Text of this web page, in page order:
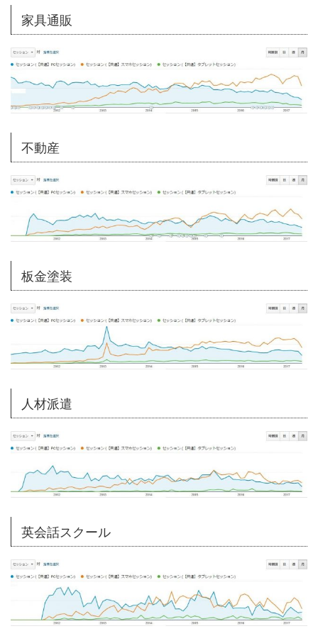
家具通販
不動産
板金塗装
人材派遣
英会話スクール